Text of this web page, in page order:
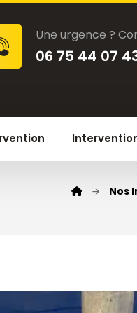
Une urgence ?
06 75 44 07
Nos